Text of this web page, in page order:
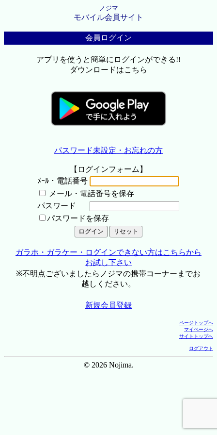
ノジマ
モバイル会員サイト
会員ログイン
アプリを使うと簡単にログインができる!!
ダウンロードはこちら
パスワード未設定・お忘れの方
【ログインフォーム】
ﾒｰﾙ・電話番号
メール・電話番号を保存
パスワード
パスワードを保存
ガラホ・ガラケー・ログインできない方はこちらから
お試し下さい
※不明点ございましたらノジマの携帯コーナーまでお
越しください。
新規会員登録
ページトップへ
マイページへ
サイトトップへ
ログアウト
© 2026 Nojima.